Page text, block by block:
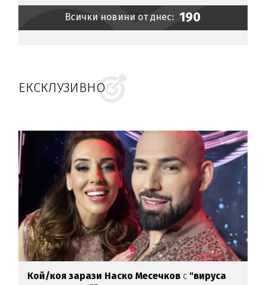
Всички новини от днес: 190
ЕКСКЛУЗИВНО
Кой/коя зарази Наско Месечков с "вируса